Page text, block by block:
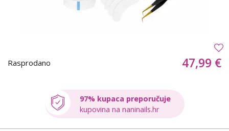
Rasprodano 47,99 €
97% kupaca preporučuje
kupovina na naninails.hr